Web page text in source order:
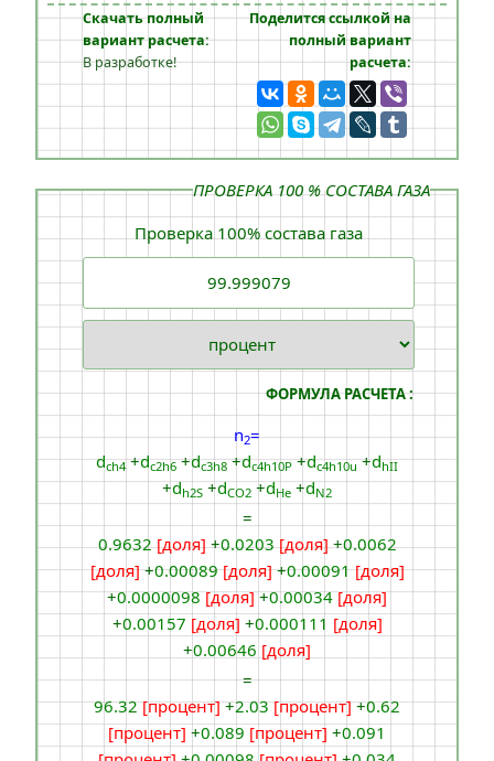
Скачать полный
вариант расчета:
В разработке!
Поделится ссылкой на
полный вариант
расчета:
ПРОВЕРКА 100 % СОСТАВА ГАЗА
Проверка 100% состава газа
ФОРМУЛА РАСЧЕТА :
n2=
dch4+dc2h6+dc3h8+dc4h10Р+dc4h10u+dhII
+dh2S+dCO2+dHe+dN2
=
0.9632 [доля]+0.0203 [доля]+0.0062
[доля]+0.00089 [доля]+0.00091 [доля]
+0.0000098 [доля]+0.00034 [доля]
+0.00157 [доля] +0.000111 [доля]
+0.00646 [доля]
=
96.32 [процент]+2.03 [процент]+0.62
[процент] +0.089 [процент] +0.091